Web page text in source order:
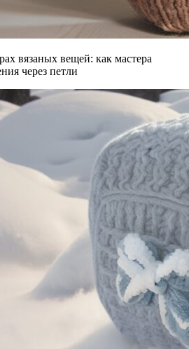
вязаных вещей: как мастера
через петли